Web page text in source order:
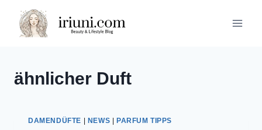
Inhalt
springen
ähnlicher Duft
DAMENDÜFTE NEWS PARFUM TIPPS